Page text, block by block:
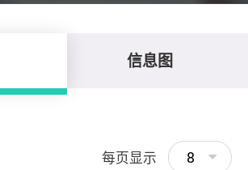
信息图
每页显示 8